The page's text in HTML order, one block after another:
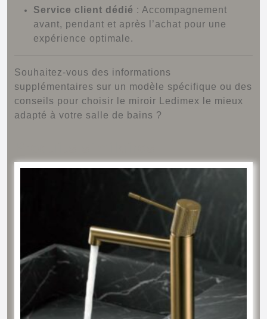
Service client dédié : Accompagnement
avant, pendant et après l’achat pour une
expérience optimale.
Souhaitez-vous des informations
supplémentaires sur un modèle spécifique ou des
conseils pour choisir le miroir Ledimex le mieux
adapté à votre salle de bains ?